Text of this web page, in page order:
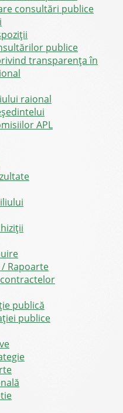
consultări publice
publice
transparenţa în
raional
APL
Rapoarte
publică
publice